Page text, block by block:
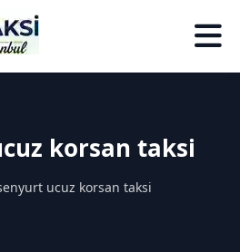
korsan taksi
ucuz korsan taksi